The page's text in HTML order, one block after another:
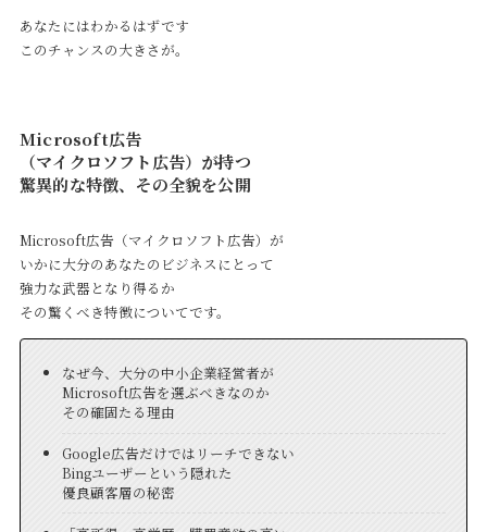
あなたにはわかるはずです
このチャンスの大きさが。
Microsoft広告
（マイクロソフト広告）が持つ
驚異的な特徴、その全貌を公開
Microsoft広告（マイクロソフト広告）が
いかに大分のあなたのビジネスにとって
強力な武器となり得るか
その驚くべき特徴についてです。
なぜ今、大分の中小企業経営者が
Microsoft広告を選ぶべきなのか
その確固たる理由
Google広告だけではリーチできない
Bingユーザーという隠れた
優良顧客層の秘密